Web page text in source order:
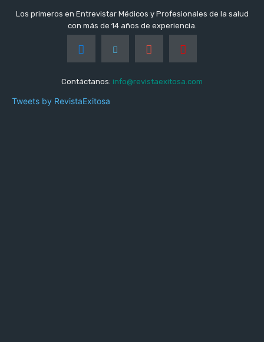
Los primeros en Entrevistar Médicos y Profesionales de la salud
con más de 14 años de experiencia.
Contáctanos: info@revistaexitosa.com
Tweets by RevistaExitosa